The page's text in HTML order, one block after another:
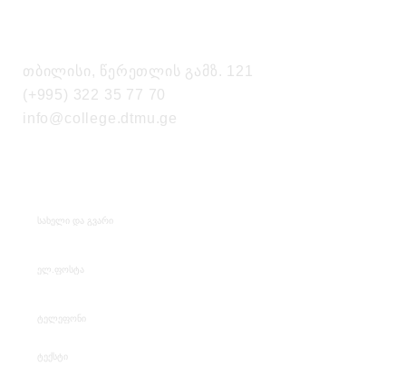
თბილისი, წერეთლის გამზ. 121
(+995) 322 35 77 70
info@college.dtmu.ge